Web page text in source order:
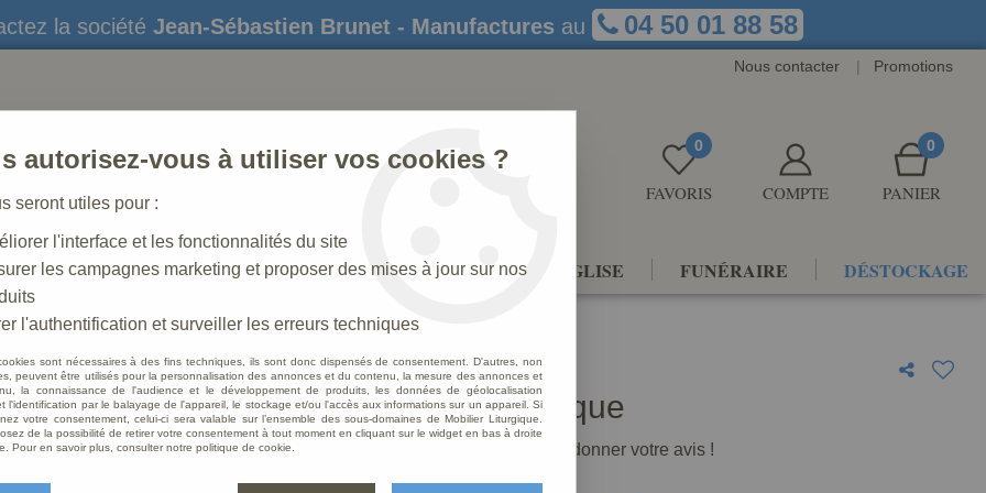
la société Jean-Sébastien Brunet - Manufactures au 04 50 01 88 58
Nous contacter | Promotions
0
FAVORIS COMPTE
0
PANIER
STATUES CRÈCHES DE NOËL AMÉNAGEMENTS D'ÉGLISE FUNÉRAIRE DÉSTOCKAGE
N° 37 _ 15 CM >Chevre Antique
Chevre Antique
Soyez le premier à donner votre avis !
autorisez-vous à utiliser vos cookies ?
seront utiles pour :
l'interface et les fonctionnalités du site
les campagnes marketing et proposer des mises à jour sur nos
l'authentification et surveiller les erreurs techniques
sont nécessaires à des fins techniques, ils sont donc dispensés de consentement. D'autres, non
peuvent être utilisés pour la personnalisation des annonces et du contenu, la mesure des annonces et
la connaissance de l'audience et le développement de produits, les données de géolocalisation
l'identification par le balayage de l'appareil, le stockage et/ou l'accès aux informations sur un appareil. Si
votre consentement, celui-ci sera valable sur l’ensemble des sous-domaines de Mobilier Liturgique.
de la possibilité de retirer votre consentement à tout moment en cliquant sur le widget en bas à droite
Pour en savoir plus, consulter notre politique de cookie.